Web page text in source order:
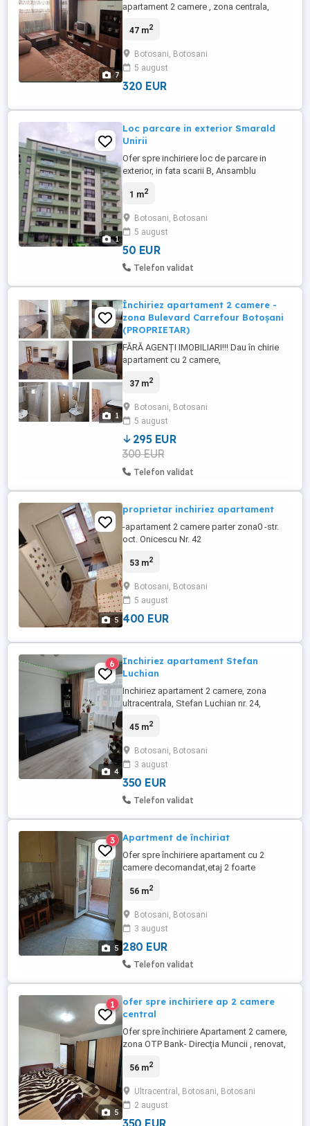
7
apartament 2 camere , zona centrala,
Scoala nr. 7. Imobilul se afla intr-o zona
ronovat, mobilat si utilat complet Pret: 320
euro Negociabil NU PERCEPE COMISION
Pentru mai multe detalii ...
47 m2
Botosani, Botosani
5 august
320 EUR
1
Loc parcare in exterior Smarald
Unirii
Ofer spre inchiriere loc de parcare in
exterior, in fata scarii B, Ansamblu
supravegheata video, acces telecomanda.
1 m2
Botosani, Botosani
5 august
50 EUR
Telefon validat
1
Închiriez apartament 2 camere -
zona Bulevard Carrefour Botoșani
(PROPRIETAR)
FĂRĂ AGENȚI IMOBILIARI!!! Dau în chirie
apartament cu 2 camere,
zonă liniștită și accesibilă, aproape de
acum 2 ani - Încălzire Modern Calor
(Călduros) - Mobilat și utilat - Se află la a
doua închiriere - Aproape de magazine ...
37 m2
Botosani, Botosani
5 august
295 EUR
300 EUR
Telefon validat
5
proprietar inchiriez apartament
-apartament 2 camere parter zona0 -str.
oct. Onicescu Nr. 42
53 m2
Botosani, Botosani
5 august
400 EUR
4
6
Inchiriez apartament Stefan
Luchian
Inchiriez apartament 2 camere, zona
ultracentrala, Stefan Luchian nr. 24,
01.09.2026 Apartamentul a fost renovat
apa turnat sapa, parchet nou, gresie,
faianta noua, geamuri termopan, usa
metalica Mega, bucatarie mare Scara ...
45 m2
Botosani, Botosani
3 august
350 EUR
Telefon validat
5
3 Apartment de închiriat
Ofer spre închiriere apartament cu 2
camere decomandat,etaj 2 foarte
exterior,geamuri termopan, aer
minute de Mall.În apropiere de parcuri de
joaca pentru copii,gradinite,licee,
magazine si piata . Pret: 280 euro pe ...
56 m2
Botosani, Botosani
3 august
280 EUR
Telefon validat
5
1
ofer spre inchiriere ap 2 camere
central
Ofer spre închiriere Apartament 2 camere,
zona OTP Bank- Direcția Muncii , renovat,
utilat. Pret 350 luna +1 luna garantie. De
56 m2
Ultracentral, Botosani, Botosani
2 august
350 EUR